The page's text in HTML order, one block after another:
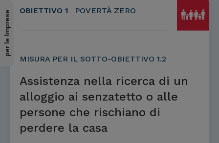
OBIETTIVO 1 POVERTÀ ZERO
MISURA PER IL SOTTO-OBIETTIVO 1.2
Assistenza nella ricerca di un
alloggio ai senzatetto o alle
persone che rischiano di
perdere la casa
per le Imprese